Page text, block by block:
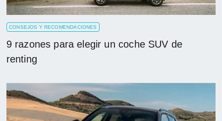
CONSEJOS Y RECOMENDACIONES
9 razones para elegir un coche SUV de
renting